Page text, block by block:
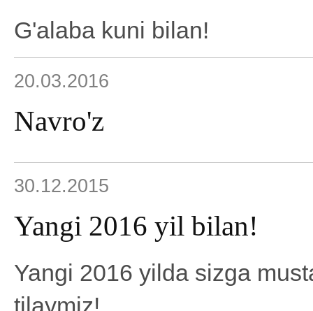
G'alaba kuni bilan!
20.03.2016
Navro'z
30.12.2015
Yangi 2016 yil bilan!
Yangi 2016 yilda sizga
tilaymiz!